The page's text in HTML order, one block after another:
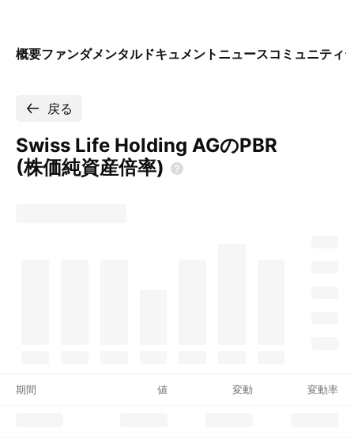
概要ファンダメンタルドキュメント ニュースコミュニティ
戻る
Swiss Life Holding AGのPBR
(株価純資産倍率)
期間 値 変動 変動率